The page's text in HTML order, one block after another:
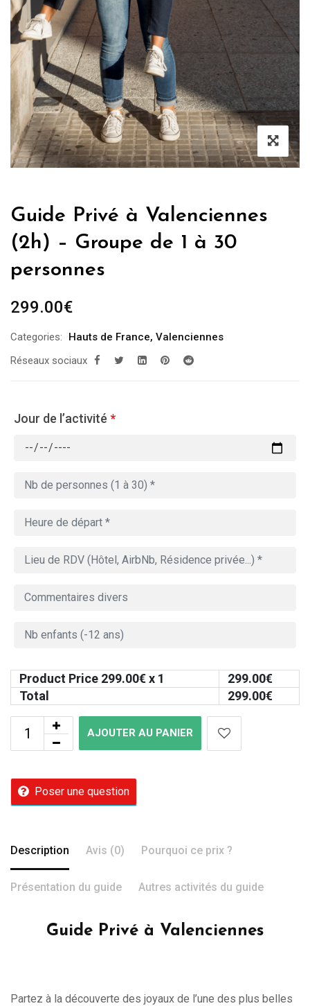
Guide Privé à Valenciennes
(2h) – Groupe de 1 à 30
personnes
299.00€
Categories: Hauts de France, Valenciennes
Réseaux sociaux
Jour de l’activité *
Product Price 299.00€ x 1 299.00€
Total
299.00€
AJOUTER AU PANIER
Poser une question
Description Avis (0) Pourquoi ce prix ?
Présentation du guide Autres activités du guide
Guide Privé à Valenciennes
Partez à la découverte des joyaux de l’une des plus belles